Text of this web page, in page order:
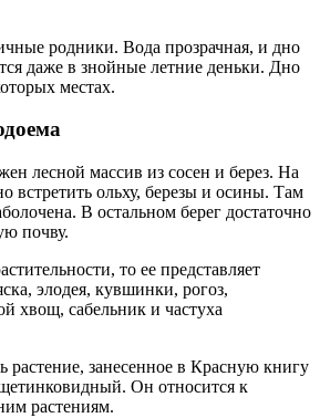
родники. Вода прозрачная, и дно
даже в знойные летние деньки. Дно
местах.
лесной массив из сосен и берез. На
встретить ольху, березы и осины. Там
В остальном берег достаточно
почву.
то ее представляет
элодея, кувшинки, рогоз,
хвощ, сабельник и частуха
растение, занесенное в Красную книгу
Он относится к
растениям.